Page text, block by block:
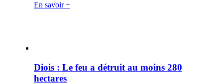
En savoir +
Diois : Le feu a détruit au moins 280
hectares